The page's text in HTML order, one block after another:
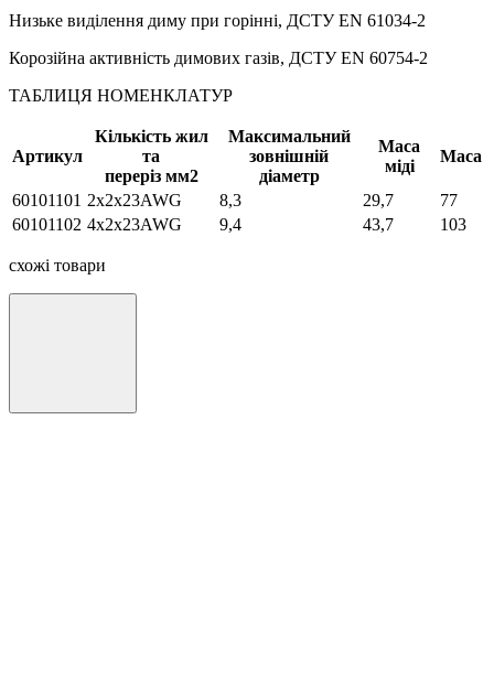
Низьке виділення диму при горінні, ДСТУ EN 61034-2
Корозійна активність димових газів, ДСТУ EN 60754-2
ТАБЛИЦЯ НОМЕНКЛАТУР
Артикул
Кількість жил
та
переріз мм2
Максимальний
зовнішній
діаметр
Маса
міді
Маса
60101101 2х2х23AWG 8,3 29,7
77
60101102 4х2х23AWG 9,4 43,7 103
схожі товари